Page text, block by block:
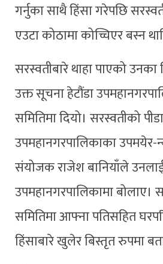
गर्नुका साथै हिंसा गरेपछि
एउटा कोठामा कोच्चिएर बस्न
सरस्वतीबारे थाहा पाएको
उक्त सूचना हेटौंडा
समितिमा दियो। सरस्वतीको
उपमहानगरपालिकाका उपमयेर-
संयोजक राजेश बानियाँले
उपमहानगरपालिकामा बोलाए।
समितिमा आफ्ना पतिसहित
हिंसाबारे खुलेर बिस्तृत रुपमा